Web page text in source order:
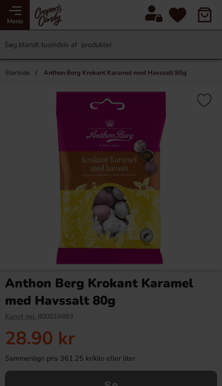
Menu
Startside Anthon Berg Krokant Karamel med Havssalt 80g
Anthon Berg Krokant Karamel
med Havssalt 80g
Kunst nej: 800016883
28.90 kr
Sammenlign pris 361.25 kr/kilo eller liter